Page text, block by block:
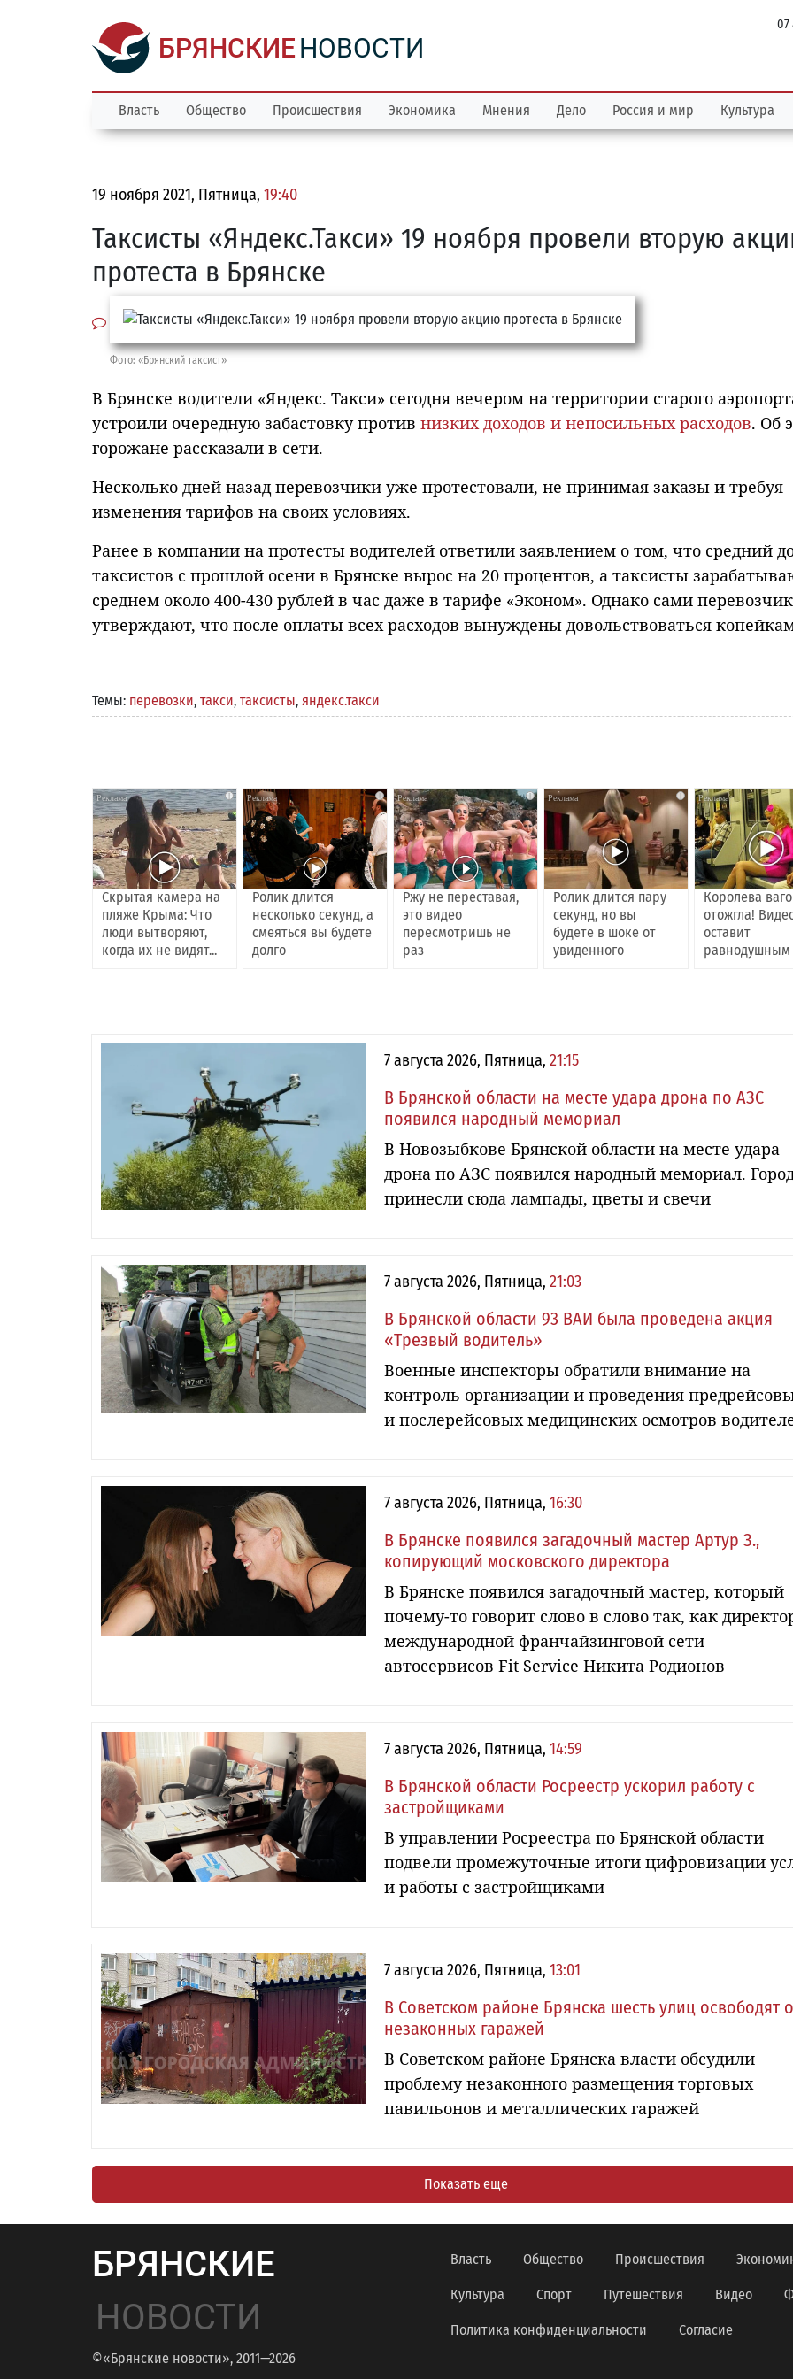
БРЯНСКИЕНОВОСТИ
07
Власть Общество Происшествия Экономика Мнения Дело Россия и мир Культура
19 ноября 2021, Пятница, 19:40
Таксисты «Яндекс.Такси» 19 ноября провели вторую
протеста в Брянске
Фото: «Брянский таксист»
В Брянске водители «Яндекс. Такси» сегодня вечером на территории старого
устроили очередную забастовку против низких доходов и непосильных расходов. Об
горожане рассказали в сети.
Несколько дней назад перевозчики уже протестовали, не принимая заказы и требуя
изменения тарифов на своих условиях.
Ранее в компании на протесты водителей ответили заявлением о том, что средний
таксистов с прошлой осени в Брянске вырос на 20 процентов, а таксисты
среднем около 400-430 рублей в час даже в тарифе «Эконом». Однако сами
утверждают, что после оплаты всех расходов вынуждены довольствоваться
Темы: перевозки, такси, таксисты, яндекс.такси
i
Скрытая камера на
пляже Крыма: Что
люди вытворяют,
когда их не видят...
i
Ролик длится
несколько секунд, а
смеяться вы будете
долго
i
Ржу не переставая,
это видео
пересмотришь не
раз
i
Ролик длится пару
секунд, но вы
будете в шоке от
увиденного
Королева
отожгла!
оставит
равнодушным
7 августа 2026, Пятница, 21:15
В Брянской области на месте удара дрона по АЗС
появился народный мемориал
В Новозыбкове Брянской области на месте удара
дрона по АЗС появился народный мемориал.
принесли сюда лампады, цветы и свечи
7 августа 2026, Пятница, 21:03
В Брянской области 93 ВАИ была проведена акция
«Трезвый водитель»
Военные инспекторы обратили внимание на
контроль организации и проведения
и послерейсовых медицинских осмотров
7 августа 2026, Пятница, 16:30
В Брянске появился загадочный мастер Артур З.,
копирующий московского директора
В Брянске появился загадочный мастер, который
почему-то говорит слово в слово так, как
международной франчайзинговой сети
автосервисов Fit Service Никита Родионов
7 августа 2026, Пятница, 14:59
В Брянской области Росреестр ускорил работу с
застройщиками
В управлении Росреестра по Брянской области
подвели промежуточные итоги цифровизации
и работы с застройщиками
7 августа 2026, Пятница, 13:01
В Советском районе Брянска шесть улиц освободят
незаконных гаражей
В Советском районе Брянска власти обсудили
проблему незаконного размещения торговых
павильонов и металлических гаражей
Показать еще
БРЯНСКИЕ
НОВОСТИ
©«Брянские новости», 2011—2026
Власть Общество Происшествия
Культура Спорт Путешествия Видео
Политика конфиденциальности Согласие